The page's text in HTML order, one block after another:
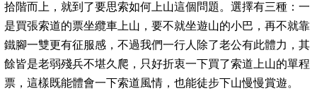
拾階而上，就到了要思索如何上山這個問題。選擇有三種：一
是買張索道的票坐纜車上山，要不就坐遊山的小巴，再不就靠
鐵腳一雙更有征服感，不過我們一行人除了老公有此體力，其
餘皆是老弱殘兵不堪久爬，只好折衷一下買了索道上山的單程
票，這樣既能體會一下索道風情，也能徒步下山慢慢賞遊。